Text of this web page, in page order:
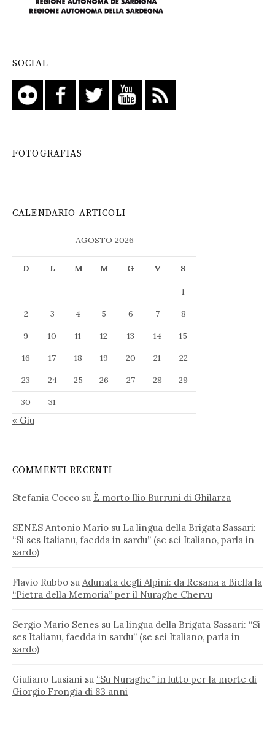
SOCIAL
FOTOGRAFIAS
CALENDARIO ARTICOLI
AGOSTO 2026
D L M M G V S
1
2
3 4 5 6 7
8
9
10 11 12 13 14
15
16
17 18 19 20 21
22
23
24 25 26 27 28
29
30
31
« Giu
COMMENTI RECENTI
Stefania Cocco su È morto Ilio Burruni di Ghilarza
SENES Antonio Mario su La lingua della Brigata Sassari:
“Si ses Italianu, faedda in sardu” (se sei Italiano, parla in
sardo)
Flavio Rubbo su Adunata degli Alpini: da Resana a Biella la
“Pietra della Memoria” per il Nuraghe Chervu
Sergio Mario Senes su La lingua della Brigata Sassari: “Si
ses Italianu, faedda in sardu” (se sei Italiano, parla in
sardo)
Giuliano Lusiani su “Su Nuraghe” in lutto per la morte di
Giorgio Frongia di 83 anni